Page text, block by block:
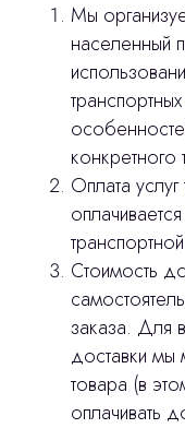
Мы
населенный
конкретного
Оплата
Стоимость
заказа. Для
доставки мы
товара (в
оплачивать
оставьте
ответим на
© 2024 ЛС Дентал